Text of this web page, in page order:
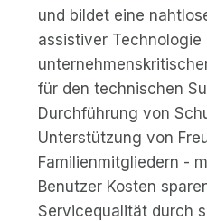
und bildet eine
assistiver Technologie
für den technischen
Durchführung von
Unterstützung von
Familienmitgliedern -
Benutzer Kosten
Servicequalität durch